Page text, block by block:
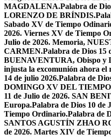
MAGDALENA.Palabra de
LORENZO DE BRÍNDIS.
Sabado XV de Tiempo
2026. Viernes XV de Tiempo
Julio de 2026. Memoria,
CARMEN.Palabra de Dios 15
BUENAVENTURA, Obispo y
injusta la excomunión ahora el
14 de julio 2026.Palabra de
DOMINGO XV DEL
11 de Julio de 2026. SAN
Europa.Palabra de Dios 10 de
Tiempo Ordinario.Palabra de
SANTOS AGUSTÍN ZHAO
de 2026. Martes XIV de